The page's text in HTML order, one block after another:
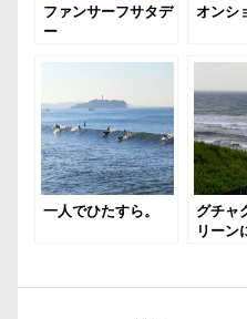
ファンサーフサタデ
ー
オンシ
一人でひたすら。
グチャ
リーン